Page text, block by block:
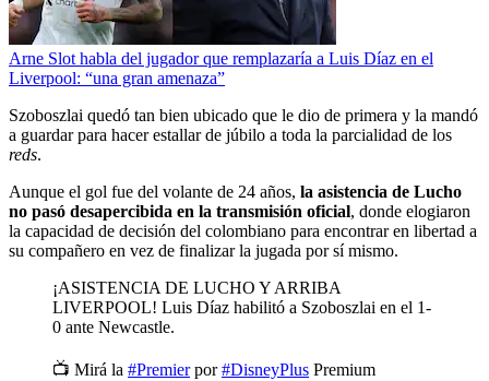
Arne Slot habla del jugador que remplazaría a Luis Díaz en el
Liverpool: “una gran amenaza”
Szoboszlai quedó tan bien ubicado que le dio de primera y la mandó
a guardar para hacer estallar de júbilo a toda la parcialidad de los
reds.
Aunque el gol fue del volante de 24 años, la asistencia de Lucho
no pasó desapercibida en la transmisión oficial, donde elogiaron
la capacidad de decisión del colombiano para encontrar en libertad a
su compañero en vez de finalizar la jugada por sí mismo.
¡ASISTENCIA DE LUCHO Y ARRIBA
LIVERPOOL! Luis Díaz habilitó a Szoboszlai en el 1-
0 ante Newcastle.
📺 Mirá la #Premierpor#DisneyPlus Premium